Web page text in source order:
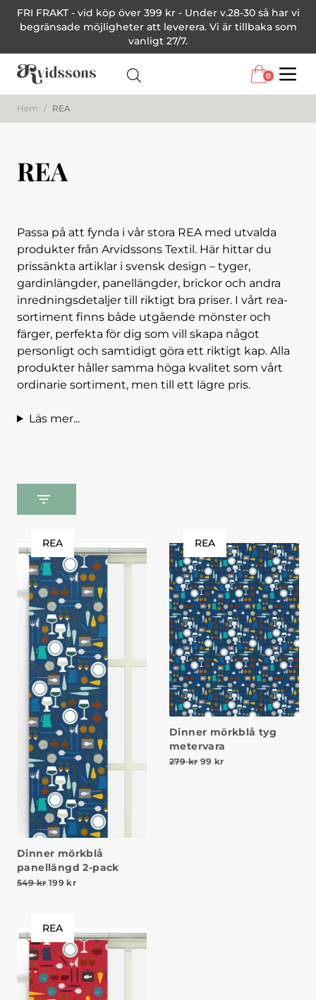
FRI FRAKT - vid köp över 399 kr - Under v.28-30 så har vi
begränsade möjligheter att leverera. Vi är tillbaka som
vanligt 27/7.
0
Hem / REA
REA
Passa på att fynda i vår stora REA med utvalda
produkter från Arvidssons Textil. Här hittar du
prissänkta artiklar i svensk design – tyger,
gardinlängder, panellängder, brickor och andra
inredningsdetaljer till riktigt bra priser. I vårt rea-
sortiment finns både utgående mönster och
färger, perfekta för dig som vill skapa något
personligt och samtidigt göra ett riktigt kap. Alla
produkter håller samma höga kvalitet som vårt
ordinarie sortiment, men till ett lägre pris.
Läs mer...
REA
Dinner mörkblå
panellängd 2-pack
549kr Det ursprungliga priset var: 549 kr.
199 krDet nuvarande priset är: 199 kr.
REA
Dinner mörkblå tyg
metervara
279kr Det ursprungliga priset
99 krDet nuvarande
REA